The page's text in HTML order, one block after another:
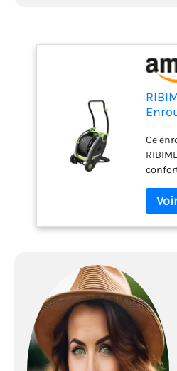
Ce
en
en
en
Tuyau